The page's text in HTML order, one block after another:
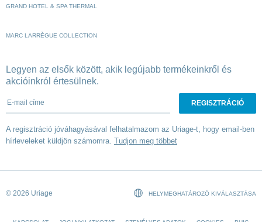
GRAND HOTEL & SPA THERMAL
MARC LARRÈGUE COLLECTION
Legyen az elsők között, akik legújabb termékeinkről és
akcióinkról értesülnek.
E-mail címe
A regisztráció jóváhagyásával felhatalmazom az Uriage-t, hogy email-ben
hírleveleket küldjön számomra. Tudjon meg többet
© 2026 Uriage HELYMEGHATÁROZÓ KIVÁLASZTÁSA